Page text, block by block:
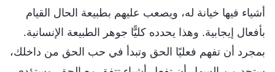
أشياء فيها خيانة له، ويصعب عليهم بطبيعة الحال القيام
بأفعال إيجابية. وهذا يحدده كليًّا جوهر الطبيعة الإنسانية.
بمجرد أن تفهم فعليًا الحق وتبدأ في حب الحق من داخلك،